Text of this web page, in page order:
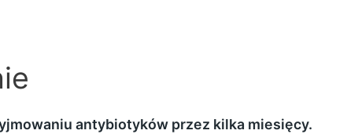
antybiotyków przez kilka miesięcy.